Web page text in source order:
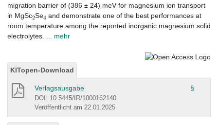
migration barrier of (386 ± 24) meV for magnesium ion transport
in MgSc2Se4and demonstrate one of the best performances at
room temperature among the reported inorganic magnesium solid
electrolytes.
... mehr
KITopen-Download
Verlagsausgabe §
DOI: 10.5445/IR/1000162140
Veröffentlicht am 22.01.2025